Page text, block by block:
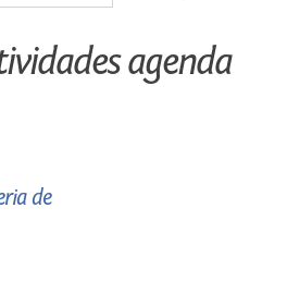
agenda
de